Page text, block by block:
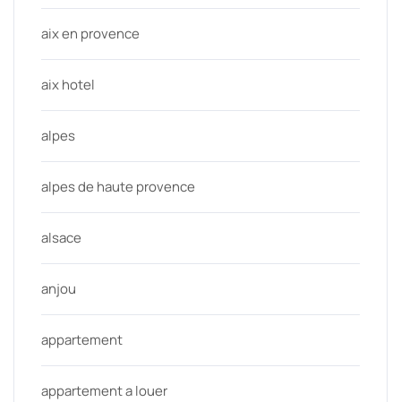
aix en provence
aix hotel
alpes
alpes de haute provence
alsace
anjou
appartement
appartement a louer